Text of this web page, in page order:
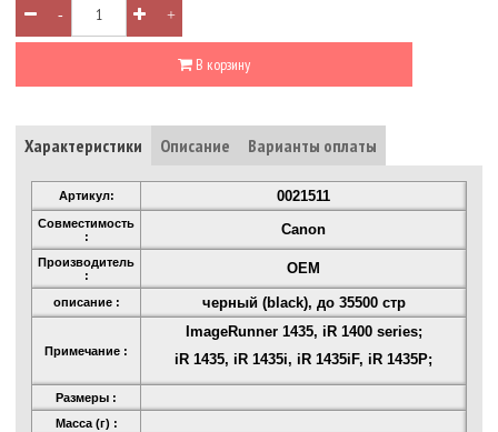
- +
В корзину
Характеристики Описание Варианты оплаты
Артикул: 0021511
Совместимость
:
Canon
Производитель
:
OEM
описание : черный (black), до 35500 стр
Примечание :
ImageRunner 1435, iR 1400 series;
iR 1435, iR 1435i, iR 1435iF, iR 1435P;
Размеры :
Масса (г) :